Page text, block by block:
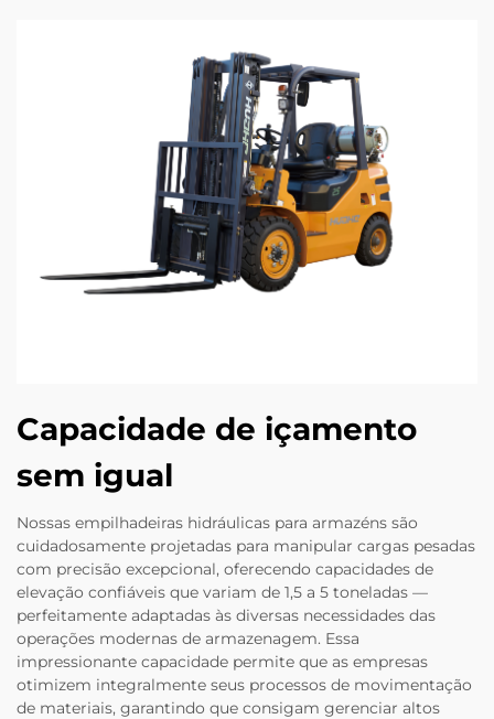
Capacidade de içamento
sem igual
Nossas empilhadeiras hidráulicas para armazéns são
cuidadosamente projetadas para manipular cargas pesadas
com precisão excepcional, oferecendo capacidades de
elevação confiáveis que variam de 1,5 a 5 toneladas —
perfeitamente adaptadas às diversas necessidades das
operações modernas de armazenagem. Essa
impressionante capacidade permite que as empresas
otimizem integralmente seus processos de movimentação
de materiais, garantindo que consigam gerenciar altos